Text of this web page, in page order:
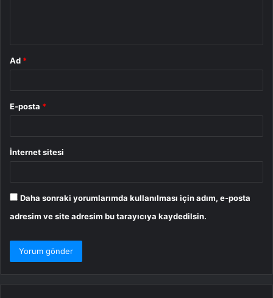
Ad *
E-posta *
İnternet sitesi
Daha sonraki yorumlarımda kullanılması için adım, e-posta
adresim ve site adresim bu tarayıcıya kaydedilsin.